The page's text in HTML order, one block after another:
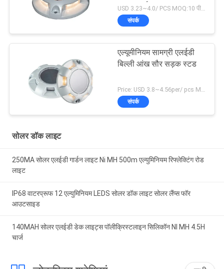
4.5H चार्ज
USD 3.23~4.0/ PCS MOQ:10 पीसीएस
संपर्क
एल्यूमीनियम सामग्री एलईडी
बिल्ली आंख सौर सड़क स्टड
Price: USD 3.8~4.56per/ pcs MOQ:10
संपर्क
सोलर डॉक लाइट
250MA सोलर एलईडी गार्डन लाइट Ni MH 500m एल्युमिनियम रिफ्लेक्टिंग रोड
लाइट
IP68 वाटरप्रूफ 12 एल्युमिनियम LEDS सोलर डॉक लाइट सोलर लैंप्स फॉर
आउटसाइड
140MAH सोलर एलईडी डेक लाइट्स पॉलीक्रिस्टलाइन सिलिकॉन NI MH 4.5H
चार्ज